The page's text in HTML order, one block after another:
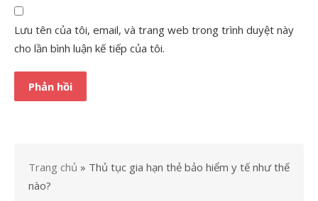
Lưu tên của tôi, email, và trang web trong trình duyệt này
cho lần bình luận kế tiếp của tôi.
Trang chủ » Thủ tục gia hạn thẻ bảo hiểm y tế như thế
nào?